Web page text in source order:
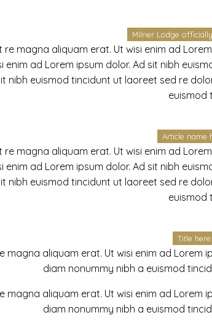
Milner Lodge
magna aliquam erat. Ut wisi enim ad
enim ad Lorem ipsum dolor. Ad sit nibh
nibh euismod tincidunt ut laoreet sed re
euismod
Article name
magna aliquam erat. Ut wisi enim ad
enim ad Lorem ipsum dolor. Ad sit nibh
nibh euismod tincidunt ut laoreet sed re
euismod
Title here
magna aliquam erat. Ut wisi enim ad Lorem
diam nonummy nibh a euismod
magna aliquam erat. Ut wisi enim ad Lorem
diam nonummy nibh a euismod